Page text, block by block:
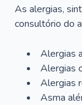
As alergias,
consultório do
Alergias
Alergias
Alergias
Asma